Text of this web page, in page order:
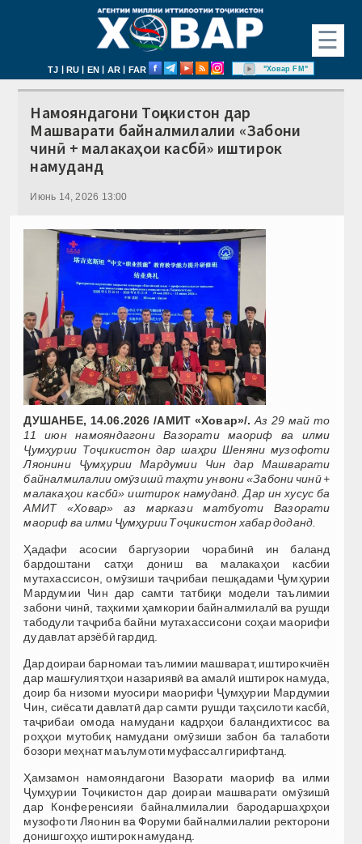
☰
TJ | RU | EN | AR | FAR "Ховар FM"
Намояндагони Тоҷикистон дар
Машварати байналмилалии «Забони
чинӣ + малакаҳои касбӣ» иштирок
намуданд
Июнь 14, 2026 13:00
ДУШАНБЕ, 14.06.2026 /АМИТ «Ховар»/. Аз 29 май то
11 июн намояндагони Вазорати маориф ва илми
Ҷумҳурии Тоҷикистон дар шаҳри Шеняни музофоти
Ляонини Ҷумҳурии Мардумии Чин дар Машварати
байналмилалии омӯзишӣ таҳти унвони «Забони чинӣ +
малакаҳои касбӣ» иштирок намуданд. Дар ин хусус ба
АМИТ «Ховар» аз маркази матбуоти Вазорати
маориф ва илми Ҷумҳурии Тоҷикистон хабар доданд.
Ҳадафи асосии баргузории чорабинӣ ин баланд
бардоштани сатҳи дониш ва малакаҳои касбии
мутахассисон, омӯзиши таҷрибаи пешқадами Ҷумҳурии
Мардумии Чин дар самти татбиқи модели таълимии
забони чинӣ, таҳкими ҳамкории байналмилалӣ ва рушди
табодули таҷриба байни мутахассисони соҳаи маорифи
ду давлат арзёбӣ гардид.
Дар доираи барномаи таълимии машварат, иштирокчиён
дар машғулиятҳои назариявӣ ва амалӣ иштирок намуда,
доир ба низоми муосири маорифи Ҷумҳурии Мардумии
Чин, сиёсати давлатӣ дар самти рушди таҳсилоти касбӣ,
таҷрибаи омода намудани кадрҳои баландихтисос ва
роҳҳои мутобиқ намудани омӯзиши забон ба талаботи
бозори меҳнат маълумоти муфассал гирифтанд.
Ҳамзамон намояндагони Вазорати маориф ва илми
Ҷумҳурии Тоҷикистон дар доираи машварати омӯзишӣ
дар Конференсияи байналмилалии бародаршаҳрҳои
музофоти Ляонин ва Форуми байналмилалии ректорони
донишгоҳҳо иштирок намуданд.